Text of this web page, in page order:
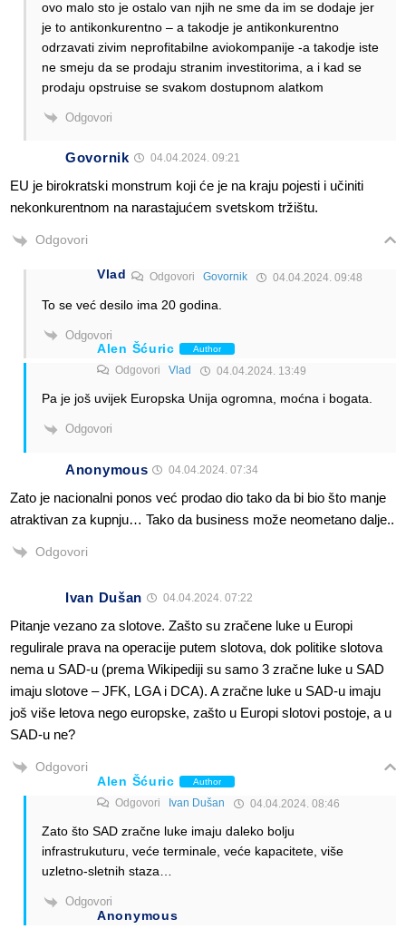
ovo malo sto je ostalo van njih ne sme da im se dodaje jer
je to antikonkurentno – a takodje je antikonkurentno
odrzavati zivim neprofitabilne aviokompanije -a takodje iste
ne smeju da se prodaju stranim investitorima, a i kad se
prodaju opstruise se svakom dostupnom alatkom
Odgovori
Govornik 04.04.2024. 09:21
EU je birokratski monstrum koji će je na kraju pojesti i učiniti
nekonkurentnom na narastajućem svetskom tržištu.
Odgovori
Vlad Odgovori Govornik 04.04.2024. 09:48
To se već desilo ima 20 godina.
Odgovori
Alen Šćuric Author
Odgovori Vlad 04.04.2024. 13:49
Pa je još uvijek Europska Unija ogromna, moćna i bogata.
Odgovori
Anonymous 04.04.2024. 07:34
Zato je nacionalni ponos već prodao dio tako da bi bio što manje
atraktivan za kupnju… Tako da business može neometano dalje..
Odgovori
Ivan Dušan 04.04.2024. 07:22
Pitanje vezano za slotove. Zašto su zračene luke u Europi
regulirale prava na operacije putem slotova, dok politike slotova
nema u SAD-u (prema Wikipediji su samo 3 zračne luke u SAD
imaju slotove – JFK, LGA i DCA). A zračne luke u SAD-u imaju
još više letova nego europske, zašto u Europi slotovi postoje, a u
SAD-u ne?
Odgovori
Alen Šćuric
Author
Odgovori Ivan Dušan 04.04.2024. 08:46
Zato što SAD zračne luke imaju daleko bolju
infrastrukuturu, veće terminale, veće kapacitete, više
uzletno-sletnih staza…
Odgovori
Anonymous